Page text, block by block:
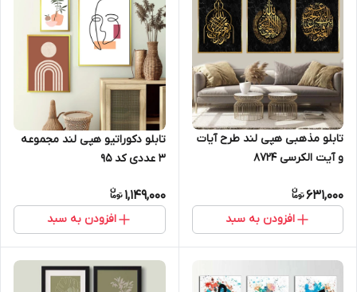
تابلو مذهبی هپی لند طرح آیات
و آیت الکرسی 8724
631,000
افزودن به سبد
تابلو دکوراتیو هپی لند مجموعه
3 عددی کد 95
1,149,000
افزودن به سبد